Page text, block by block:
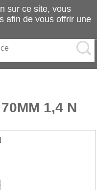
1,4 N
sur ce site, vous
afin de vous offrir une